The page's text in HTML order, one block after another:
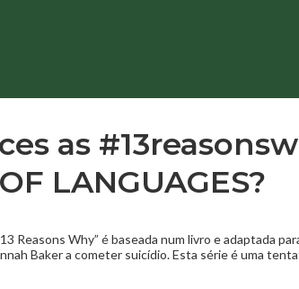
as
LANGUAGES?
Reasons Why” é baseada num livro e adaptada
Baker a cometer suicídio. Esta série é uma